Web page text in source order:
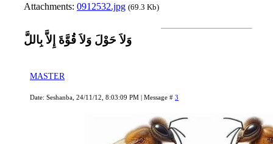
Attachments: 0912532.jpg (69.3 Kb)
وَلاَ حَوْلَ وَلاَ قُوَّةَ إِلاَّ بِاللَّ
MASTER
Date: Seshanba, 24/11/12, 8:03:09 PM | Message # 3